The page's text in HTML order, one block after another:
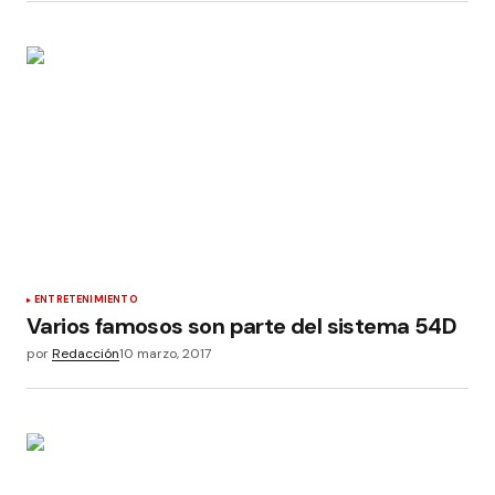
ENTRETENIMIENTO
Varios famosos son parte del sistema 54D
porRedacción10 marzo, 2017